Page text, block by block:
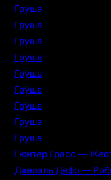
Груша
Груша
Груша
Груша
Груша
Груша
Груша
Груша
Груша
Гюнтер Грасс —
Даниэль Дефо —